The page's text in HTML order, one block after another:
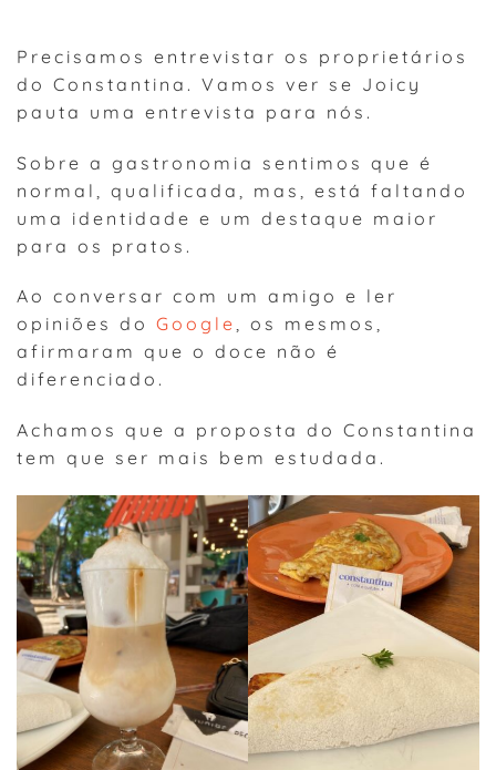
Precisamos entrevistar os proprietários
do Constantina. Vamos ver se Joicy
pauta uma entrevista para nós.
Sobre a gastronomia sentimos que é
normal, qualificada, mas, está faltando
uma identidade e um destaque maior
para os pratos.
Ao conversar com um amigo e ler
opiniões do Google, os mesmos,
afirmaram que o doce não é
diferenciado.
Achamos que a proposta do Constantina
tem que ser mais bem estudada.